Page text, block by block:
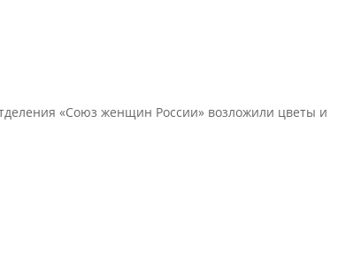
«Союз женщин России» возложили цветы и